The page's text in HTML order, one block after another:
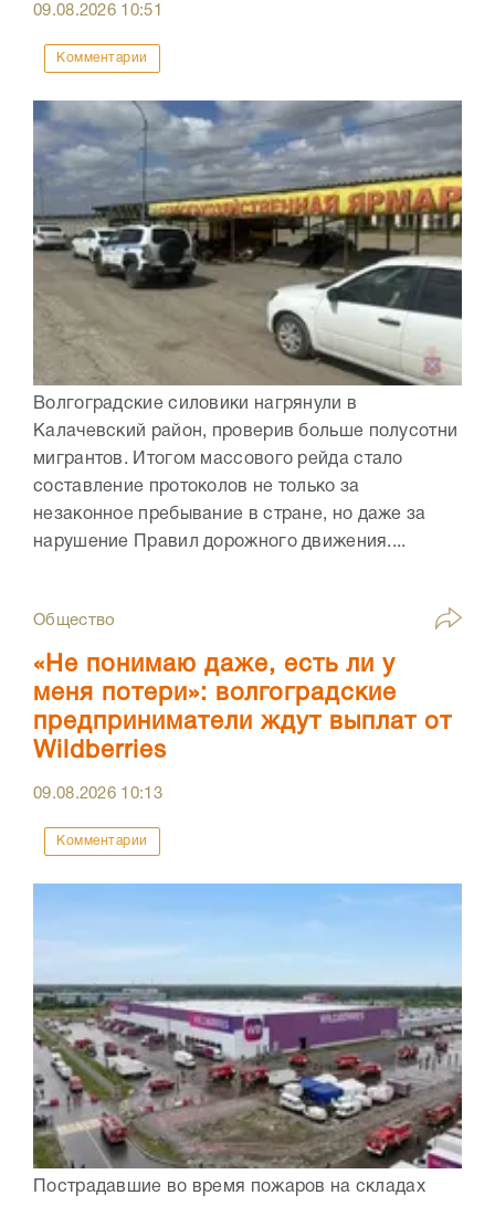
09.08.2026 10:51
Комментарии
Волгоградские силовики нагрянули в
Калачевский район, проверив больше полусотни
мигрантов. Итогом массового рейда стало
составление протоколов не только за
незаконное пребывание в стране, но даже за
нарушение Правил дорожного движения....
Общество
«Не понимаю даже, есть ли у
меня потери»: волгоградские
предприниматели ждут выплат от
Wildberries
09.08.2026 10:13
Комментарии
Пострадавшие во время пожаров на складах